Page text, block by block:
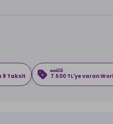
9 Taksit 7.500 TL'ye varan